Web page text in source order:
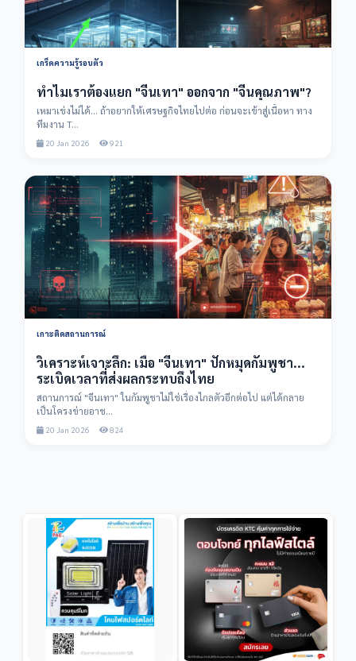
เกร็ดความรู้รอบตัว
ทำไมเราต้องแยก "จีนเทา" ออกจาก "จีนคุณภาพ"?
เหมาเข่งไม่ได้... ถ้าอยากให้เศรษฐกิจไทยไปต่อ ก่อนจะเข้าสู่เนื้อหา ทาง
ทีมงาน T...
20 Jan 2026 921
เกาะติดสถานการณ์
วิเคราะห์เจาะลึก: เมื่อ "จีนเทา" ปักหมุดกัมพูชา...
ระเบิดเวลาที่ส่งผลกระทบถึงไทย
สถานการณ์ "จีนเทา" ในกัมพูชาไม่ใช่เรื่องไกลตัวอีกต่อไป แต่ได้กลาย
เป็นโครงข่ายอาช...
20 Jan 2026 824